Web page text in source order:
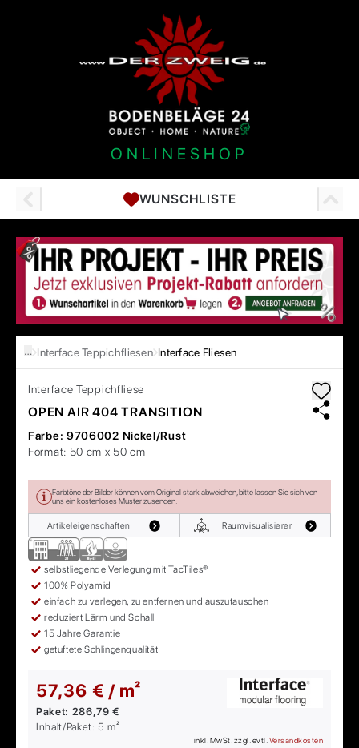
ONLINESHOP
WUNSCHLISTE
… Interface Teppichfliesen Interface Fliesen
Interface Teppichfliese
OPEN AIR 404 TRANSITION
Farbe: 9706002 Nickel/Rust
Format: 50 cm x 50 cm
Farbtöne der Bilder können vom Original stark abweichen, bitte lassen Sie sich von
uns ein kostenloses Muster zusenden.
Artikeleigenschaften Raumvisualisierer
selbstliegende Verlegung mit TacTiles®
100% Polyamid
einfach zu verlegen, zu entfernen und auszutauschen
reduziert Lärm und Schall
15 Jahre Garantie
getuftete Schlingenqualität
57,36 € / m²
Paket: 286,79 €
Inhalt/Paket: 5 m²
inkl. MwSt. zzgl. evtl. Versandkosten